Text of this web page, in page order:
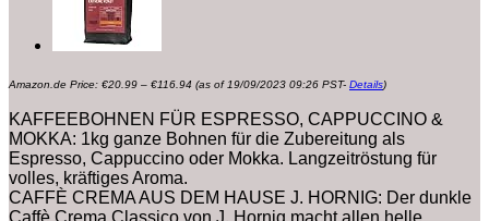
Amazon.de Price: €20.99 – €116.94 €20.99
€116.94
(as of 19/09/2023 09:26 PST- Details)
KAFFEEBOHNEN FÜR ESPRESSO, CAPPUCCINO &
MOKKA: 1kg ganze Bohnen für die Zubereitung als
Espresso, Cappuccino oder Mokka. Langzeitröstung für
volles, kräftiges Aroma.
CAFFÈ CREMA AUS DEM HAUSE J. HORNIG: Der dunkle
Caffè Crema Classico von J. Hornig macht allen helle